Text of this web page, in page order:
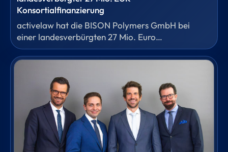
Konsortialfinanzierung
activelaw hat die BISON Polymers GmbH bei
einer landesverbürgten 27 Mio. Euro
Konsortialfinanzierung durch ein
Bankenkonsortium, bestehend aus der Sparkasse
NRW.BANK und weiteren regionalen Sparkassen
beraten, die Antragstellung für die Bürgschaft des
Landes Nordrhein-Westfalen vorbereitet und die
gesamte Kreditdokumentation erstellt.